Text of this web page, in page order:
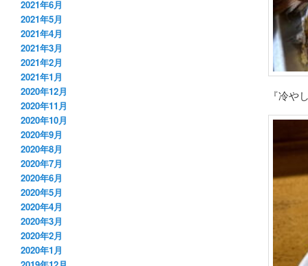
『冷
2021年6月
2021年5月
2021年4月
2021年3月
2021年2月
2021年1月
2020年12月
2020年11月
2020年10月
2020年9月
2020年8月
2020年7月
2020年6月
2020年5月
2020年4月
2020年3月
2020年2月
2020年1月